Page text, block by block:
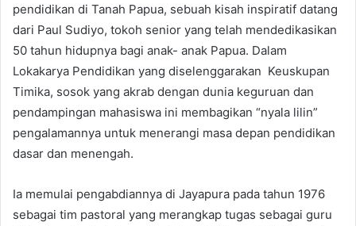
pendidikan di Tanah Papua, sebuah kisah inspiratif datang
dari Paul Sudiyo, tokoh senior yang telah mendedikasikan
50 tahun hidupnya bagi anak- anak Papua. Dalam
Lokakarya Pendidikan yang diselenggarakan Keuskupan
Timika, sosok yang akrab dengan dunia keguruan dan
pendampingan mahasiswa ini membagikan “nyala lilin”
pengalamannya untuk menerangi masa depan pendidikan
dasar dan menengah.
Ia memulai pengabdiannya di Jayapura pada tahun 1976
sebagai tim pastoral yang merangkap tugas sebagai guru